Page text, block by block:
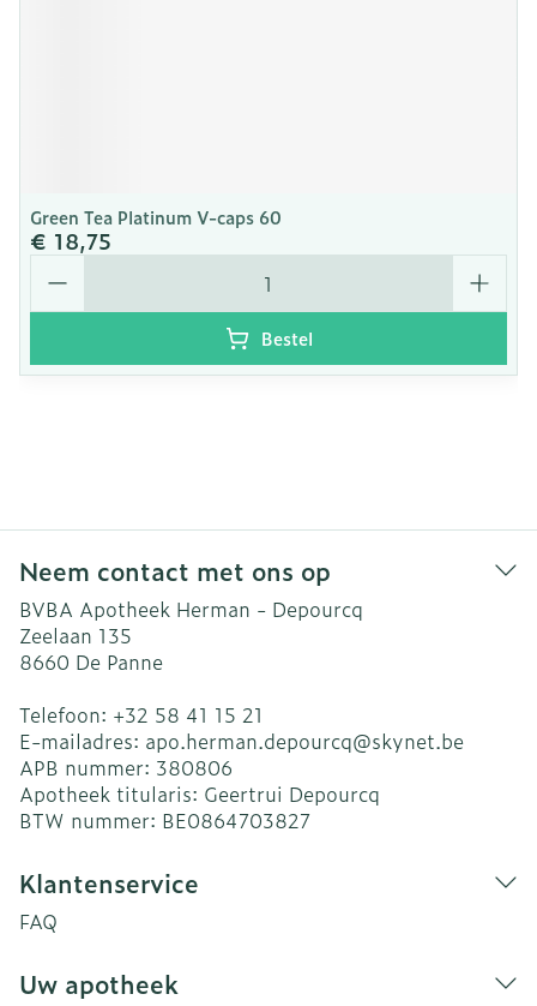
Green Tea Platinum V-caps 60
€ 18,75
Aantal
Bestel
Neem contact met ons op
BVBA Apotheek Herman - Depourcq
Zeelaan 135
8660 De Panne
Telefoon: +32 58 41 15 21
E-mailadres: apo.herman.depourcq@skynet.be
APB nummer: 380806
Apotheek titularis: Geertrui Depourcq
BTW nummer: BE0864703827
Klantenservice
FAQ
Uw apotheek